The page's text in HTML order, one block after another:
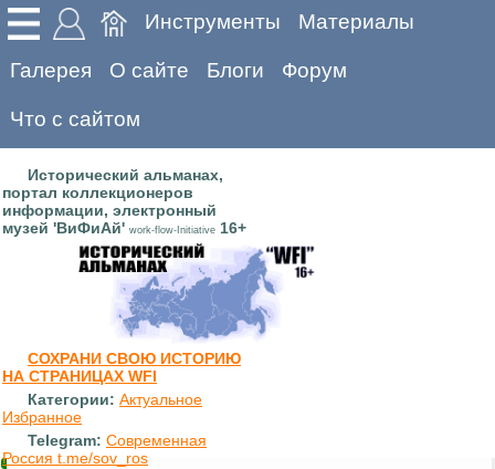
Инструменты Материалы
Галерея О сайте Блоги Форум
Что с сайтом
Исторический альманах,
портал коллекционеров
информации, электронный
музей 'ВиФиАй' work-flow-Initiative 16+
СОХРАНИ СВОЮ ИСТОРИЮ
НА СТРАНИЦАХ WFI
Категории: Актуальное
Избранное
Telegram: Современная
Россия t.me/sov_ros